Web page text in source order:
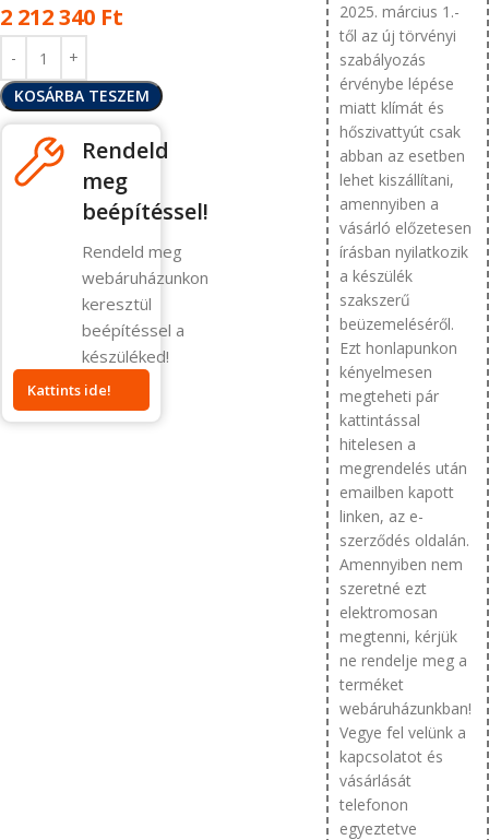
2 212 340 Ft
KOSÁRBA TESZEM
Rendeld
meg
beépítéssel!
Rendeld meg
webáruházunkon
keresztül
beépítéssel a
készüléked!
Kattints ide!
2025. március 1.-
től az új törvényi
szabályozás
érvénybe lépése
miatt klímát és
hőszivattyút csak
abban az esetben
lehet kiszállítani,
amennyiben a
vásárló előzetesen
írásban nyilatkozik
a készülék
szakszerű
beüzemeléséről.
Ezt honlapunkon
kényelmesen
megteheti pár
kattintással
hitelesen a
megrendelés után
emailben kapott
linken, az e-
szerződés oldalán.
Amennyiben nem
szeretné ezt
elektromosan
megtenni, kérjük
ne rendelje meg a
terméket
webáruházunkban!
Vegye fel velünk a
kapcsolatot és
vásárlását
telefonon
egyeztetve